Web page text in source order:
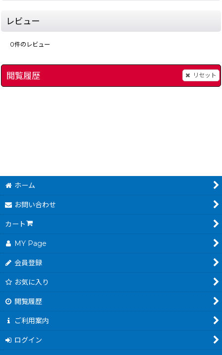
レビュー
0件のレビュー
閲覧履歴 リセット
ホーム
お問い合わせ
カート
MY Page
会員登録
お気に入り
閲覧履歴
ご利用案内
ログイン